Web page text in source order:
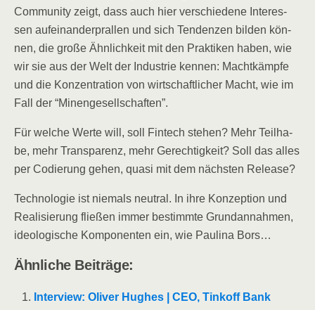
Com­mu­ni­ty zeigt, dass auch hier ver­schie­de­ne Inter­es­
sen auf­ein­an­der­pral­len und sich Ten­den­zen bil­den kön­
nen, die gro­ße Ähn­lich­keit mit den Prak­ti­ken haben, wie
wir sie aus der Welt der Indus­trie ken­nen: Macht­kämp­fe
und die Kon­zen­tra­ti­on von wirt­schaft­li­cher Macht, wie im
Fall der “Minen­ge­sell­schaf­ten”.
Für wel­che Wer­te will, soll Fin­tech ste­hen? Mehr Teil­ha­
be, mehr Trans­pa­renz, mehr Gerech­tig­keit? Soll das alles
per Codie­rung gehen, qua­si mit dem nächs­ten Release?
Tech­no­lo­gie ist nie­mals neu­tral. In ihre Kon­zep­ti­on und
Rea­li­sie­rung flie­ßen immer bestimm­te Grund­an­nah­men,
ideo­lo­gi­sche Kom­po­nen­ten ein, wie Pau­li­na Bors…
Ähn­li­che Beiträge:
Inter­view: Oli­ver Hug­hes | CEO, Tin­koff Bank